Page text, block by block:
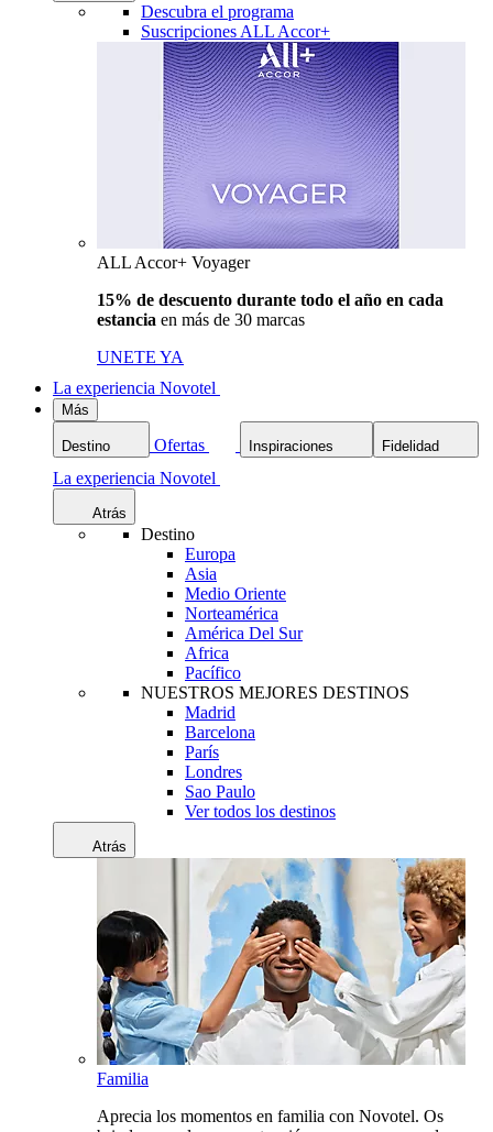
Descubra el programa
Suscripciones ALL Accor+
ALL Accor+ Voyager
15% de descuento durante todo el año en cada
estancia en más de 30 marcas
UNETE YA
La experiencia Novotel
Más
Destino Ofertas Inspiraciones Fidelidad
La experiencia Novotel
Atrás
Destino
Europa
Asia
Medio Oriente
Norteamérica
América Del Sur
Africa
Pacífico
NUESTROS MEJORES DESTINOS
Madrid
Barcelona
París
Londres
Sao Paulo
Ver todos los destinos
Atrás
Familia
Aprecia los momentos en familia con Novotel. Os